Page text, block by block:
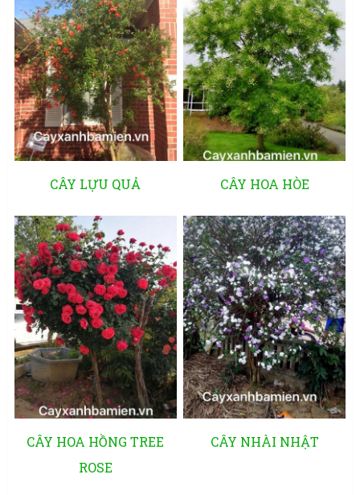
CÂY LỰU QUẢ CÂY HOA HÒE
CÂY HOA HỒNG TREE
ROSE
CÂY NHÀI NHẬT